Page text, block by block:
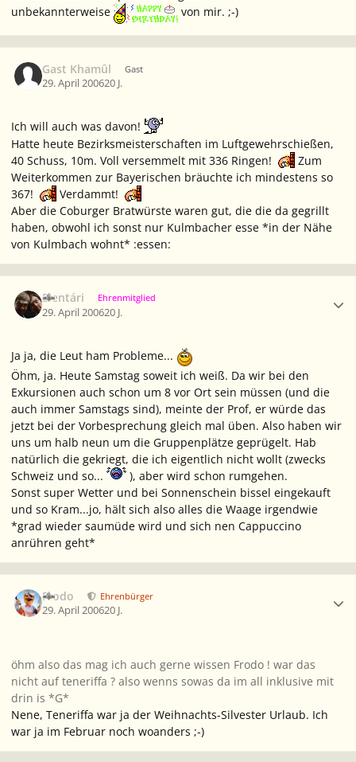
unbekannterweise
von mir. ;-)
Gast Khamûl Gast
29. April 200620 J.
Ich will auch was davon!
Hatte heute Bezirksmeisterschaften im Luftgewehrschießen,
40 Schuss, 10m. Voll versemmelt mit 336 Ringen!
Zum
Weiterkommen zur Bayerischen bräuchte ich mindestens so
367!
Verdammt!
Aber die Coburger Bratwürste waren gut, die die da gegrillt
haben, obwohl ich sonst nur Kulmbacher esse *in der Nähe
von Kulmbach wohnt* :essen:
Elentári Ehrenmitglied
29. April 200620 J.
Ja ja, die Leut ham Probleme...
Öhm, ja. Heute Samstag soweit ich weiß. Da wir bei den
Exkursionen auch schon um 8 vor Ort sein müssen (und die
auch immer Samstags sind), meinte der Prof, er würde das
jetzt bei der Vorbesprechung gleich mal üben. Also haben wir
uns um halb neun um die Gruppenplätze geprügelt. Hab
natürlich die gekriegt, die ich eigentlich nicht wollt (zwecks
Schweiz und so...
), aber wird schon rumgehen.
Sonst super Wetter und bei Sonnenschein bissel eingekauft
und so Kram...jo, hält sich also alles die Waage irgendwie
*grad wieder saumüde wird und sich nen Cappuccino
anrühren geht*
Frodo Ehrenbürger
29. April 200620 J.
öhm also das mag ich auch gerne wissen Frodo ! war das
nicht auf teneriffa ? also wenns sowas da im all inklusive mit
drin is *G*
Nene, Teneriffa war ja der Weihnachts-Silvester Urlaub. Ich
war ja im Februar noch woanders ;-)